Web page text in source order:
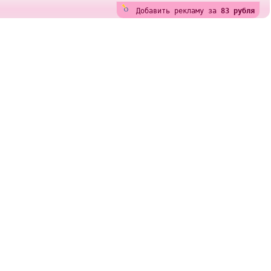
Добавить рекламу за 83 рубля